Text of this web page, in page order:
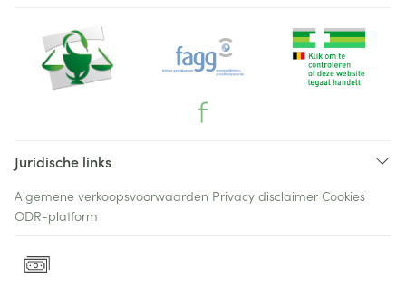
Juridische links
Algemene verkoopsvoorwaarden Privacy disclaimer Cookies
ODR-platform